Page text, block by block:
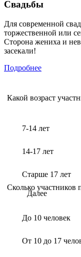
Свадьбы
Для современной
торжественной или
Сторона жениха и
засекали!
Подробнее
Какой возраст
7-14 лет
14-17 лет
Старше 17 лет
Далее
Сколько участников
До 10 человек
От 10 до 17